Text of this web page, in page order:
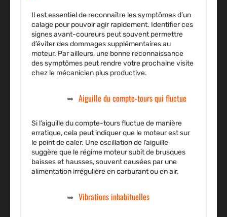
Il est essentiel de reconnaître les symptômes d’un
calage pour pouvoir agir rapidement. Identifier ces
signes avant-coureurs peut souvent permettre
d’éviter des dommages supplémentaires au
moteur. Par ailleurs, une bonne reconnaissance
des symptômes peut rendre votre prochaine visite
chez le mécanicien plus productive.
Aiguille du compte-tours qui fluctue
Si l’aiguille du compte-tours fluctue de manière
erratique, cela peut indiquer que le moteur est sur
le point de caler. Une oscillation de l’aiguille
suggère que le régime moteur subit de brusques
baisses et hausses, souvent causées par une
alimentation irrégulière en carburant ou en air.
Vibrations inhabituelles